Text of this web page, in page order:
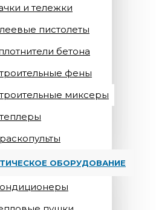
и тележки
пистолеты
бетона
фены
миксеры
ОБОРУДОВАНИЕ